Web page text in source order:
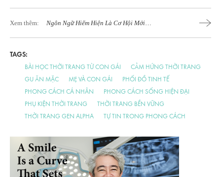
Xem thêm:
Ngôn Ngữ Hiếm Hiện Là Cơ Hội Mới
TAGS:
BÀI HỌC THỜI TRANG TỪ CON GÁI
CẢM HỨNG THỜI TRANG
GU ĂN MẶC
MẸ VÀ CON GÁI
PHỐI ĐỒ TINH TẾ
PHONG CÁCH CÁ NHÂN
PHONG CÁCH SỐNG HIỆN ĐẠI
PHỤ KIỆN THỜI TRANG
THỜI TRANG BỀN VỮNG
THỜI TRANG GEN ALPHA
TỰ TIN TRONG PHONG CÁCH